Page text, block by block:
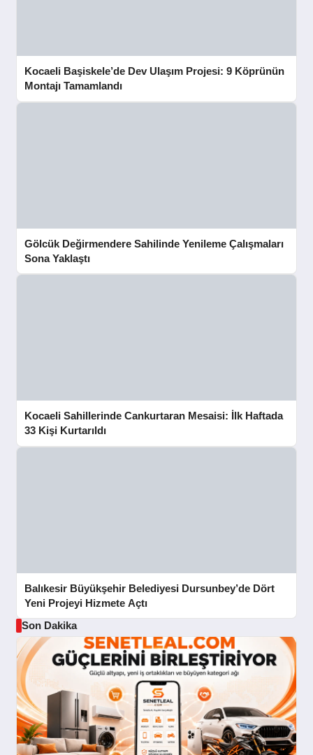
Kocaeli Başiskele’de Dev Ulaşım Projesi: 9 Köprünün
Montajı Tamamlandı
Gölcük Değirmendere Sahilinde Yenileme Çalışmaları
Sona Yaklaştı
Kocaeli Sahillerinde Cankurtaran Mesaisi: İlk Haftada
33 Kişi Kurtarıldı
Balıkesir Büyükşehir Belediyesi Dursunbey’de Dört
Yeni Projeyi Hizmete Açtı
Son Dakika